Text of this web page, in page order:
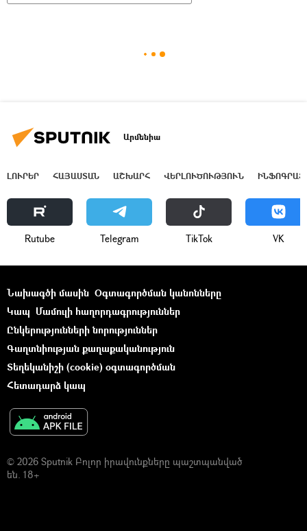
Արմենիա
ԼՈՒՐԵՐ ՀԱՅԱՍՏԱՆ ԱՇԽԱՐՀ ՎԵՐԼՈՒԾՈՒԹՅՈՒՆ
Rutube Telegram ТikТоk VK
Նախագծի մասին Օգտագործման կանոնները
Կապ Մամուլի հաղորդագրություններ
Ընկերությունների նորություններ
Գաղտնիության քաղաքականություն
Տեղեկանիշի (cookie) օգտագործման
Հետադարձ կապ
© 2026 Sputnik Բոլոր իրավունքները պաշտպանված
են. 18+